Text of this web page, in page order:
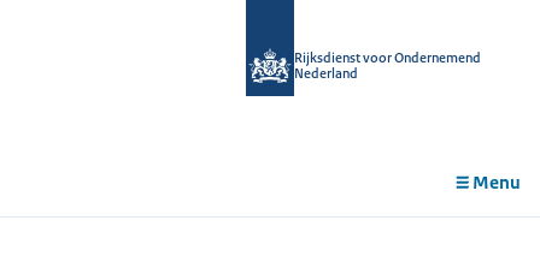
Rijksdienst voor Ondernemend
Nederland
Menu